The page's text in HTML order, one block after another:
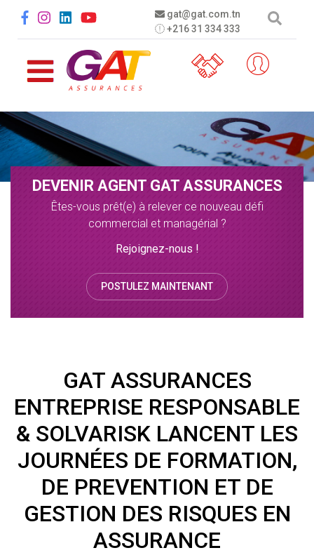
gat@gat.com.tn
+216 31 334 333
Social menu
DEVENIR AGENT GAT ASSURANCES
Êtes-vous prêt(e) à relever ce nouveau défi
commercial et managérial ?
Rejoignez-nous !
POSTULEZ MAINTENANT
GAT ASSURANCES
ENTREPRISE RESPONSABLE
& SOLVARISK LANCENT LES
JOURNÉES DE FORMATION,
DE PREVENTION ET DE
GESTION DES RISQUES EN
ASSURANCE